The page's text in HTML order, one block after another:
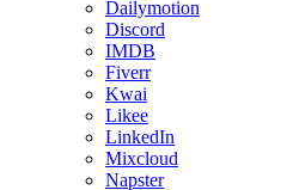
Dailymotion
Discord
IMDB
Fiverr
Kwai
Likee
LinkedIn
Mixcloud
Napster